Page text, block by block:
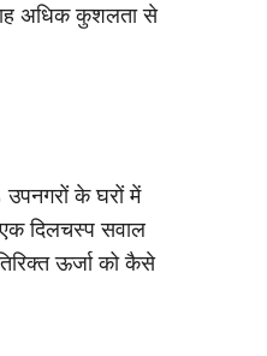
अधिक कुशलता से
के घरों में
दिलचस्प सवाल
ऊर्जा को कैसे